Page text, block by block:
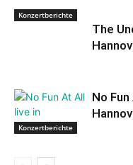
Konzertberichte
The
Konzertberichte
No